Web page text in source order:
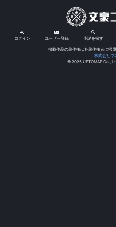
ログイン ユーザー登録 小説を探す
掲載作品の著作権は各著作権者に帰
株式会社ウ
© 2025 UETOMAE Co.,